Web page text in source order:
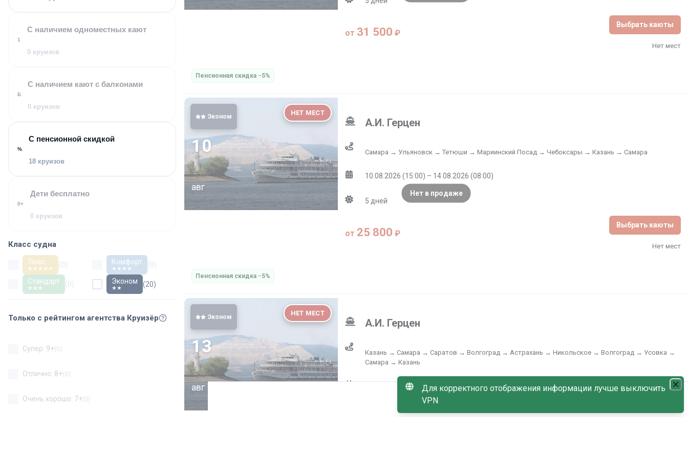
1
С наличием одноместных кают
0 круизов
Б
С наличием кают с балконами
0 круизов
%
С пенсионной скидкой
18 круизов
0+
Дети бесплатно
0 круизов
Класс судна
Люкс
★★★★★ (0)
Стандарт
★★★ (0)
Комфорт
★★★★ (0)
Эконом
★★ (20)
Только с рейтингом агентства Круизёр
Супер: 9+(0)
Отлично: 8+(0)
Очень хорошо: 7+(0)
составлена таким образом, чтобы каждому туристу было интересно. На борту теплохода имеются концертный зал и музыкальный
салон где проводятся концерты с ведущими коллективами, детская анимация, интересные мастер-классы, беседы, тематические
вечеринки, зажигательные вечерние шоу-программы и дискотеки! Одна из традиций теплохода — поздравление туристов,
от 31 500 ₽
Выбрать каюты
Нет мест
Пенсионная скидка −5%
Нет в продаже
Эконом НЕТ МЕСТ
10
авг
А.И. Герцен
Самара → Ульяновск → Тетюши → Мариинский Посад → Чебоксары → Казань → Самара
10.08.2026 (15:00) – 14.08.2026 (08:00)
5 дней
от 25 800 ₽
Выбрать каюты
Нет мест
Пенсионная скидка −5%
Нет в продаже
Эконом НЕТ МЕСТ
13
авг
А.И. Герцен
Казань → Самара → Саратов → Волгоград → Астрахань → Никольское → Волгоград → Усовка →
Самара → Казань
13.08.2026 (10:00) – 22.08.2026 (10:00)
Для корректного отображения информации лучше выключить
VPN